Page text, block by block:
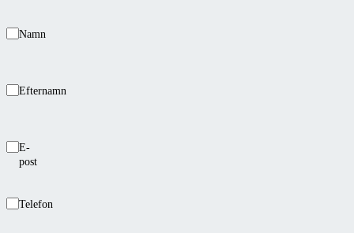
Namn
Efternamn
E-
post
Telefon